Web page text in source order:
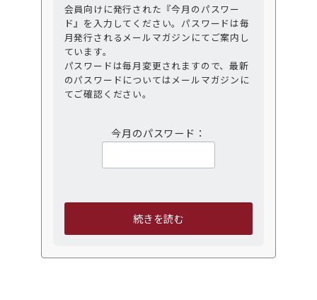
会員向けに発行された『今月のパスワー
ド』を入力してください。パスワードは毎
月発行されるメールマガジンにてご案内し
ています。
パスワードは毎月変更されますので、最新
のパスワードについてはメールマガジンに
てご確認ください。
今月のパスワード：